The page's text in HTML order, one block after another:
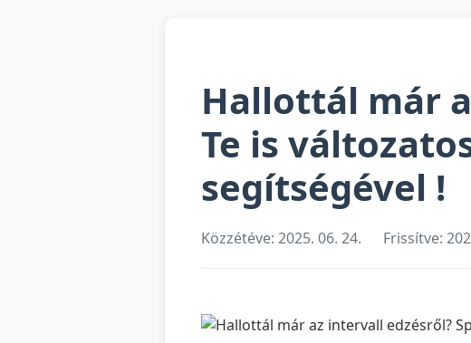
Hallottál már
Te is
segítségével !
Közzétéve: 2025. 06. 24. Frissítve: